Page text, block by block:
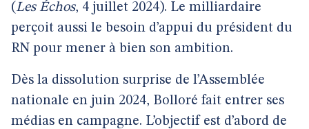
(Les Échos, 4 juillet 2024). Le milliardaire
perçoit aussi le besoin d’appui du président du
RN pour mener à bien son ambition.
Dès la dissolution surprise de l’Assemblée
nationale en juin 2024, Bolloré fait entrer ses
médias en campagne. L’objectif est d’abord de